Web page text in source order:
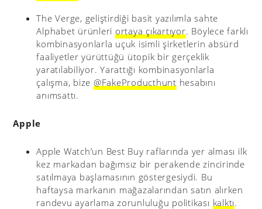
The Verge, geliştirdiği basit yazılımla sahte
Alphabet ürünleri ortaya çıkartıyor. Böylece farklı
kombinasyonlarla uçuk isimli şirketlerin absürd
faaliyetler yürüttüğü ütopik bir gerçeklik
yaratılabiliyor. Yarattığı kombinasyonlarla
çalışma, bize @FakeProducthunt hesabını
anımsattı.
Apple
Apple Watch’un Best Buy raflarında yer alması ilk
kez markadan bağımsız bir perakende zincirinde
satılmaya başlamasının göstergesiydi. Bu
haftaysa markanın mağazalarından satın alırken
randevu ayarlama zorunluluğu politikası kalktı.